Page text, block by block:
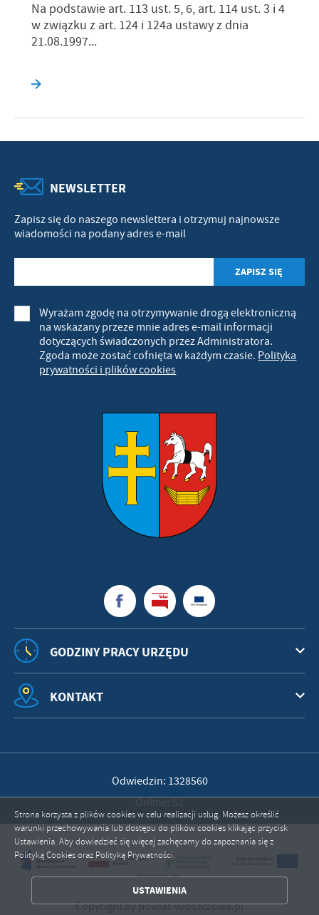
Na podstawie art. 113 ust. 5, 6, art. 114 ust. 3 i 4
w związku z art. 124 i 124a ustawy z dnia
21.08.1997...
NEWSLETTER
Zapisz się do naszego newslettera i otrzymuj najnowsze
wiadomości na podany adres e-mail
Wyrażam zgodę na otrzymywanie drogą elektroniczną
na wskazany przeze mnie adres e-mail informacji
dotyczących świadczonych przez Administratora.
Zgoda może zostać cofnięta w każdym czasie. Polityka
prywatności i plików cookies
GODZINY PRACY URZĘDU
KONTAKT
Odwiedzin: 1328560
Online: 52
Copyright by powiat-wloszczowa.pl
Strona korzysta z plików cookies w celu realizacji usług. Możesz określić
warunki przechowywania lub dostępu do plików cookies klikając przycisk
Ustawienia. Aby dowiedzieć się więcej zachęcamy do zapoznania się z
Polityką Cookies oraz Polityką Prywatności.
USTAWIENIA
ZAPISZ WYBRANE
ZEZWÓL NA WSZYSTKIE